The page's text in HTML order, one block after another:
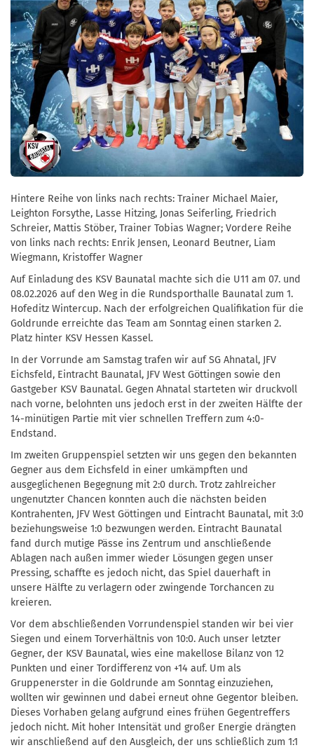
Hintere Reihe von links nach rechts: Trainer Michael Maier,
Leighton Forsythe, Lasse Hitzing, Jonas Seiferling, Friedrich
Schreier, Mattis Stöber, Trainer Tobias Wagner; Vordere Reihe
von links nach rechts: Enrik Jensen, Leonard Beutner, Liam
Wiegmann, Kristoffer Wagner
Auf Einladung des KSV Baunatal machte sich die U11 am 07. und
08.02.2026 auf den Weg in die Rundsporthalle Baunatal zum 1.
Hofeditz Wintercup. Nach der erfolgreichen Qualifikation für die
Goldrunde erreichte das Team am Sonntag einen starken 2.
Platz hinter KSV Hessen Kassel.
In der Vorrunde am Samstag trafen wir auf SG Ahnatal, JFV
Eichsfeld, Eintracht Baunatal, JFV West Göttingen sowie den
Gastgeber KSV Baunatal. Gegen Ahnatal starteten wir druckvoll
nach vorne, belohnten uns jedoch erst in der zweiten Hälfte der
14-minütigen Partie mit vier schnellen Treffern zum 4:0-
Endstand.
Im zweiten Gruppenspiel setzten wir uns gegen den bekannten
Gegner aus dem Eichsfeld in einer umkämpften und
ausgeglichenen Begegnung mit 2:0 durch. Trotz zahlreicher
ungenutzter Chancen konnten auch die nächsten beiden
Kontrahenten, JFV West Göttingen und Eintracht Baunatal, mit 3:0
beziehungsweise 1:0 bezwungen werden. Eintracht Baunatal
fand durch mutige Pässe ins Zentrum und anschließende
Ablagen nach außen immer wieder Lösungen gegen unser
Pressing, schaffte es jedoch nicht, das Spiel dauerhaft in
unsere Hälfte zu verlagern oder zwingende Torchancen zu
kreieren.
Vor dem abschließenden Vorrundenspiel standen wir bei vier
Siegen und einem Torverhältnis von 10:0. Auch unser letzter
Gegner, der KSV Baunatal, wies eine makellose Bilanz von 12
Punkten und einer Tordifferenz von +14 auf. Um als
Gruppenerster in die Goldrunde am Sonntag einzuziehen,
wollten wir gewinnen und dabei erneut ohne Gegentor bleiben.
Dieses Vorhaben gelang aufgrund eines frühen Gegentreffers
jedoch nicht. Mit hoher Intensität und großer Energie drängten
wir anschließend auf den Ausgleich, der uns schließlich zum 1:1